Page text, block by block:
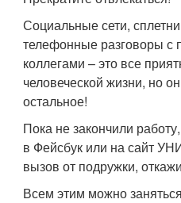
Социальные сети,
телефонные разговоры с
коллегами – это все
человеческой жизни, но
остальное!
Пока не закончили
в Фейсбук или на сайт
вызов от подружки,
Всем этим можно